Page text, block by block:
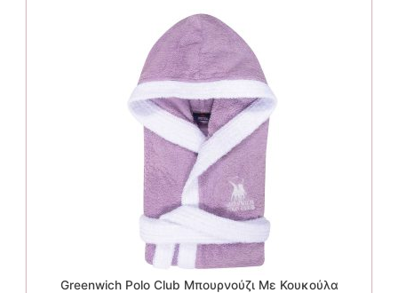
επιλογές
μπορούν
επιλεγούν
στη
σελίδα
προϊόντος
Greenwich Polo Club Μπουρνούζι Με Κουκούλα